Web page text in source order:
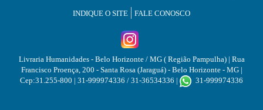
INDIQUE O SITE FALE CONOSCO
Livraria Humanidades - Belo Horizonte / MG ( Região Pampulha)| Rua
Francisco Proença, 200 - Santa Rosa (Jaraguá) - Belo Horizonte - MG |
Cep:31.255-800 | 31-999974336 / 31-36534336 |
31-999974336